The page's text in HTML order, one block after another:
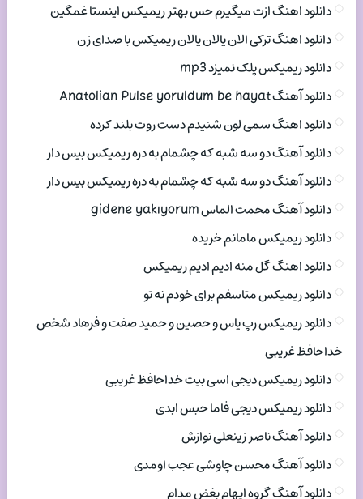
دانلود اهنگ ازت میگیرم حس بهتر ریمیکس اینستا غمگین
دانلود اهنگ ترکی الان یالان یالان ریمیکس با صدای زن
دانلود ریمیکس پلک نمیزد mp3
دانلود آهنگ Anatolian Pulse yoruldum be hayat
دانلود اهنگ سمی لون شنیدم دست روت بلند کرده
دانلود آهنگ دو سه شبه که چشمام به دره ریمیکس بیس دار
دانلود آهنگ دو سه شبه که چشمام به دره ریمیکس بیس دار
دانلود آهنگ محمت الماس gidene yakıyorum
دانلود ریمیکس مامانم خریده
دانلود اهنگ گل منه ادیم ادیم ریمیکس
دانلود ریمیکس متاسفم برای خودم نه تو
دانلود ریمیکس رپ یاس و حصین و حمید صفت و فرهاد شخص
خداحافظ غریبی
دانلود ریمیکس دیجی اسی بیت خداحافظ غریبی
دانلود ریمیکس دیجی فاما حبس ابدی
دانلود آهنگ ناصر زینعلی نوازش
دانلود آهنگ محسن چاوشی عجب اومدی
دانلود آهنگ گروه ایهام بغض مدام